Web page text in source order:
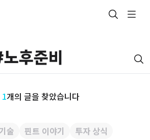
1개의 글을 찾았습니다
술 핀트 이야기 투자 상식